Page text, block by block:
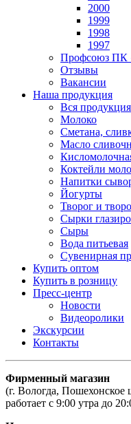
2000
1999
1998
1997
Профсоюз
Отзывы
Вакансии
Наша продукция
Вся продукция
Молоко
Сметана,
Масло
Коктейли
Напитки
Йогурты
Творог и
Сырки
Сыры
Вода питьевая
Сувенирная
Купить оптом
Купить в розницу
Пресс-центр
Новости
Видеоролики
Экскурсии
Контакты
Фирменный магазин
(г. Вологда, Пошехонское
работает с 9:00 утра до